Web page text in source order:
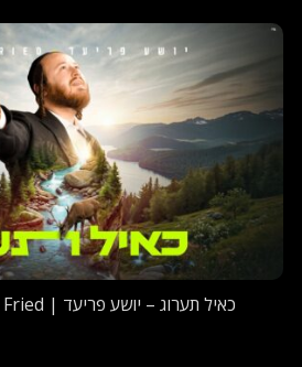
K’ayol Ta’arog – Shia Fried | כאיל תערוג – יושע פריעד